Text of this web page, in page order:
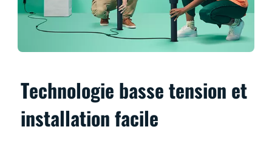
Technologie basse tension et
installation facile